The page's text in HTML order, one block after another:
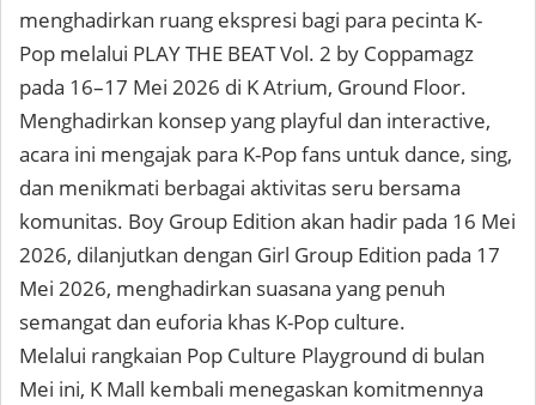
menghadirkan ruang ekspresi bagi para pecinta K-
Pop melalui PLAY THE BEAT Vol. 2 by Coppamagz
pada 16–17 Mei 2026 di K Atrium, Ground Floor.
Menghadirkan konsep yang playful dan interactive,
acara ini mengajak para K-Pop fans untuk dance, sing,
dan menikmati berbagai aktivitas seru bersama
komunitas. Boy Group Edition akan hadir pada 16 Mei
2026, dilanjutkan dengan Girl Group Edition pada 17
Mei 2026, menghadirkan suasana yang penuh
semangat dan euforia khas K-Pop culture.
Melalui rangkaian Pop Culture Playground di bulan
Mei ini, K Mall kembali menegaskan komitmennya